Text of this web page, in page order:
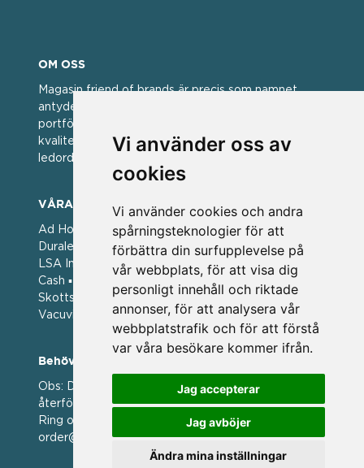
Vi använder oss av
cookies
Vi använder cookies och andra
spårningsteknologier för att
förbättra din surfupplevelse på
vår webbplats, för att visa dig
personligt innehåll och riktade
annonser, för att analysera vår
webbplatstrafik och för att förstå
var våra besökare kommer ifrån.
Jag accepterar
Jag avböjer
Ändra mina inställningar
OM OSS
Magasin friend of brands är precis som namnet
antyder; en vän av varumärken. Vi har idag en stor
portfölj med välkända varumärken med hög
kvalitet. För oss har kvalitet alltid varit ett av
ledorden och som styrt vår verksamhet.
VÅRA VARUMÄRKEN
Ad Hoc ▪ Bialetti ▪ Cole & Mason ▪ Caps Me ▪
Duralex ▪ Forged ▪ G3 Ferrari ▪ Ken Hom ▪ Kilner ▪
LSA International ▪ Laguiole Style de Vie ▪ Mason
Cash ▪ Pintinox ▪ Plate-it ▪ Price and Kengsington ▪
Skottsberg ▪ Scandinavian Home ▪ Style de Vie ▪
Vacuvin ▪ Viners ▪ Zack ▪ Zyliss
Behöver du hjälp att beställa?
Obs: Detta är en webshop enbart för våra
återförsäljare.
Ring oss på 036 369070 eller mejla till oss på
order@magasin.nu